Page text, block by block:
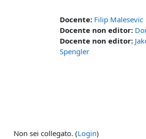
Docente: Filip Malesevic
Docente non editor:
Docente non editor:
Spengler
Non sei collegato. (Login)